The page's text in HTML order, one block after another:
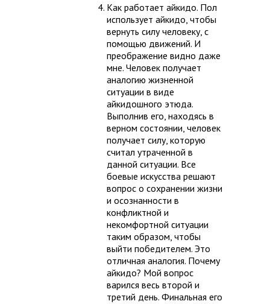
Как работает айкидо. Пол
использует айкидо, чтобы
вернуть силу человеку, с
помощью движений. И
преображение видно даже
мне. Человек получает
аналогию жизненной
ситуации в виде
айкидошного этюда.
Выполнив его, находясь в
верном состоянии, человек
получает силу, которую
считал утраченной в
данной ситуации. Все
боевые искусства решают
вопрос о сохранении жизни
и осознанности в
конфликтной и
некомфортной ситуации
таким образом, чтобы
выйти победителем. Это
отличная аналогия. Почему
айкидо? Мой вопрос
варился весь второй и
третий день. Финальная его